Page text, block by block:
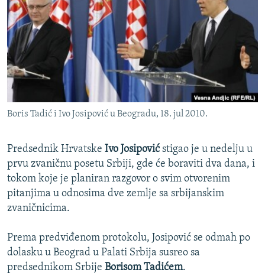
ISPRIČAJ MI
DNEVNO@RSE
SPECIJALI RSE
VIŠE OD NASLOVA
GENOCID U SREBRENICI
POPLAVE I KLIZIŠTA U BIH 2024.
POST SCRIPTUM
MOJA EVROPA
TRI DECENIJE OD RATA U BIH
NASTANAK I RASPAD JUGOSLAVIJE
PRATITE NAS
Sve RFE/RL stranice
Boris Tadić i Ivo Josipović u Beogradu, 18. jul 2010.
Predsednik Hrvatske Ivo Josipovićstigao je u nedelju u
prvu zvaničnu posetu Srbiji, gde će boraviti dva dana, i
tokom koje je planiran razgovor o svim otvorenim
pitanjima u odnosima dve zemlje sa srbijanskim
zvaničnicima.
Prema predviđenom protokolu, Josipović se odmah po
dolasku u Beograd u Palati Srbija susreo sa
predsednikom Srbije Borisom Tadićem.